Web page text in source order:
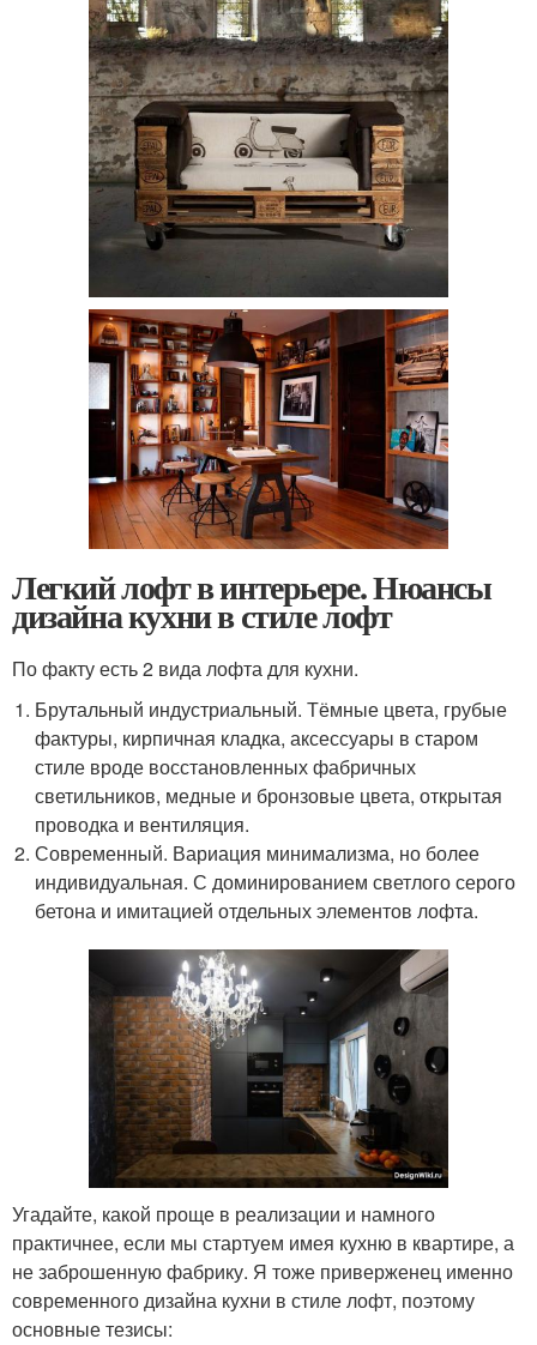
Легкий лофт в интерьере. Нюансы
дизайна кухни в стиле лофт
По факту есть 2 вида лофта для кухни.
Брутальный индустриальный. Тёмные цвета, грубые
фактуры, кирпичная кладка, аксессуары в старом
стиле вроде восстановленных фабричных
светильников, медные и бронзовые цвета, открытая
проводка и вентиляция.
Современный. Вариация минимализма, но более
индивидуальная. С доминированием светлого серого
бетона и имитацией отдельных элементов лофта.
Угадайте, какой проще в реализации и намного
практичнее, если мы стартуем имея кухню в квартире, а
не заброшенную фабрику. Я тоже приверженец именно
современного дизайна кухни в стиле лофт, поэтому
основные тезисы: